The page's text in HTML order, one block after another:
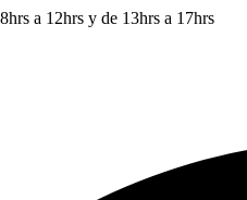
a 12hrs y de 13hrs a 17hrs